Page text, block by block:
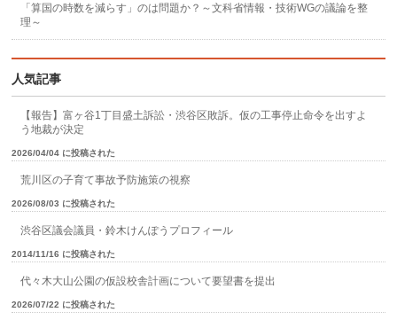
「算国の時数を減らす」のは問題か？～文科省情報・技術WGの議論を整
理～
人気記事
【報告】富ヶ谷1丁目盛土訴訟・渋谷区敗訴。仮の工事停止命令を出すよ
う地裁が決定
2026/04/04 に投稿された
荒川区の子育て事故予防施策の視察
2026/08/03 に投稿された
渋谷区議会議員・鈴木けんぽうプロフィール
2014/11/16 に投稿された
代々木大山公園の仮設校舎計画について要望書を提出
2026/07/22 に投稿された